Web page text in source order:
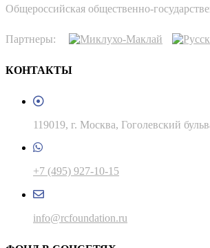
Общероссийская общественно-
Партнеры:
КОНТАКТЫ
119019, г. Москва, Гоголевский
+7 (495) 927-10-15
info@rcfoundation.ru